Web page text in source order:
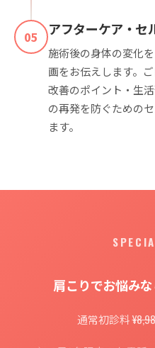
05 アフターケア・セ
施術後の身体の変化
画をお伝えします。
改善のポイント・生
の再発を防ぐための
ます。
肩こりでお悩み
通常初診料